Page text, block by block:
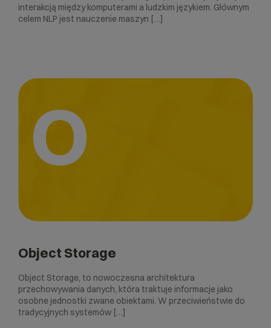
interakcją między komputerami a ludzkim językiem. Głównym
celem NLP jest nauczenie maszyn […]
O
Object Storage
Object Storage, to nowoczesna architektura
przechowywania danych, która traktuje informacje jako
osobne jednostki zwane obiektami. W przeciwieństwie do
tradycyjnych systemów […]